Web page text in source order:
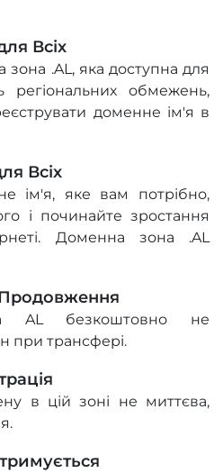
Всіх
зона .AL, яка доступна для
регіональних обмежень,
доменне ім'я в
Всіх
ім'я, яке вам потрібно,
і починайте зростання
Доменна зона .AL
AL безкоштовно не
при трансфері.
в цій зоні не миттєва,